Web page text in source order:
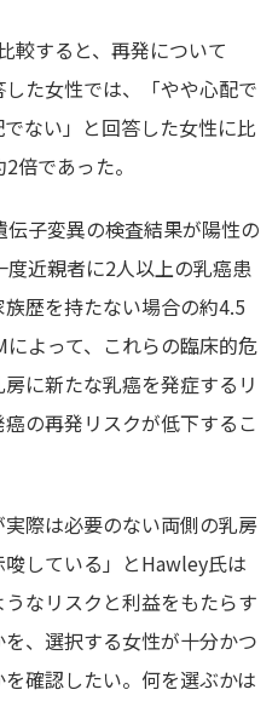
較すると、再発について
した女性では、「やや心配で
ない」と回答した女性に比
倍であった。
伝子変異の検査結果が陽性の
近親者に2人以上の乳癌患
歴を持たない場合の約4.5
よって、これらの臨床的危
に新たな乳癌を発症するリ
の再発リスクが低下するこ
実際は必要のない両側の乳房
している」とHawley氏は
なリスクと利益をもたらす
、選択する女性が十分かつ
確認したい。何を選ぶかは